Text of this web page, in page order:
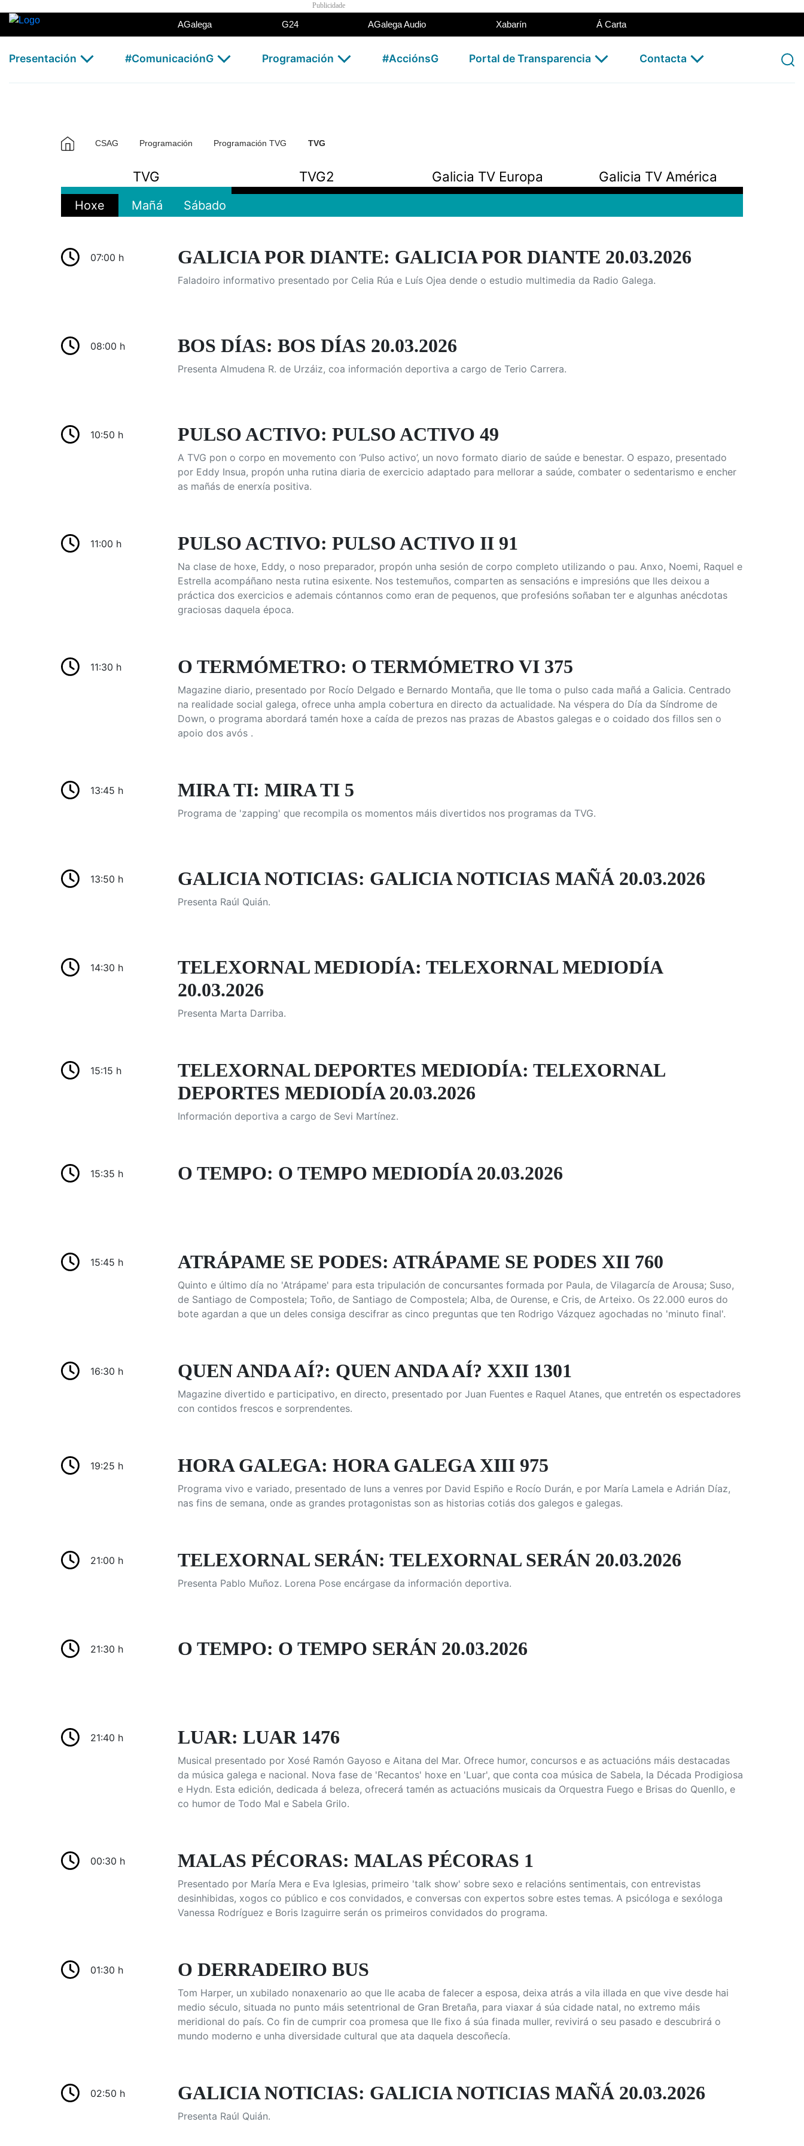
Skip to Main Content
TVG - CSAG Publicidade
AGalega G24 AGalega Audio Xabarín Á Carta
Presentación #ComunicaciónG Programación #AcciónsG Portal de Transparencia Contacta
CSAG Programación Programación TVG TVG
TVG TVG2 Galicia TV Europa Galicia TV América
Hoxe Mañá Sábado
07:00 h GALICIA POR DIANTE: GALICIA POR DIANTE 20.03.2026
Faladoiro informativo presentado por Celia Rúa e Luís Ojea dende o estudio multimedia da Radio Galega.
08:00 h BOS DÍAS: BOS DÍAS 20.03.2026
Presenta Almudena R. de Urzáiz, coa información deportiva a cargo de Terio Carrera.
10:50 h PULSO ACTIVO: PULSO ACTIVO 49
A TVG pon o corpo en movemento con ‘Pulso activo’, un novo formato diario de saúde e benestar. O espazo, presentado
por Eddy Insua, propón unha rutina diaria de exercicio adaptado para mellorar a saúde, combater o sedentarismo e encher
as mañás de enerxía positiva.
11:00 h PULSO ACTIVO: PULSO ACTIVO II 91
Na clase de hoxe, Eddy, o noso preparador, propón unha sesión de corpo completo utilizando o pau. Anxo, Noemi, Raquel e
Estrella acompáñano nesta rutina esixente. Nos testemuños, comparten as sensacións e impresións que lles deixou a
práctica dos exercicios e ademais cóntannos como eran de pequenos, que profesións soñaban ter e algunhas anécdotas
graciosas daquela época.
11:30 h O TERMÓMETRO: O TERMÓMETRO VI 375
Magazine diario, presentado por Rocío Delgado e Bernardo Montaña, que lle toma o pulso cada mañá a Galicia. Centrado
na realidade social galega, ofrece unha ampla cobertura en directo da actualidade. Na véspera do Día da Síndrome de
Down, o programa abordará tamén hoxe a caída de prezos nas prazas de Abastos galegas e o coidado dos fillos sen o
apoio dos avós .
13:45 h MIRA TI: MIRA TI 5
Programa de 'zapping' que recompila os momentos máis divertidos nos programas da TVG.
13:50 h GALICIA NOTICIAS: GALICIA NOTICIAS MAÑÁ 20.03.2026
Presenta Raúl Quián.
14:30 h
TELEXORNAL MEDIODÍA: TELEXORNAL MEDIODÍA
20.03.2026
Presenta Marta Darriba.
15:15 h
TELEXORNAL DEPORTES MEDIODÍA: TELEXORNAL
DEPORTES MEDIODÍA 20.03.2026
Información deportiva a cargo de Sevi Martínez.
15:35 h O TEMPO: O TEMPO MEDIODÍA 20.03.2026
15:45 h ATRÁPAME SE PODES: ATRÁPAME SE PODES XII 760
Quinto e último día no 'Atrápame' para esta tripulación de concursantes formada por Paula, de Vilagarcía de Arousa; Suso,
de Santiago de Compostela; Toño, de Santiago de Compostela; Alba, de Ourense, e Cris, de Arteixo. Os 22.000 euros do
bote agardan a que un deles consiga descifrar as cinco preguntas que ten Rodrigo Vázquez agochadas no 'minuto final'.
16:30 h QUEN ANDA AÍ?: QUEN ANDA AÍ? XXII 1301
Magazine divertido e participativo, en directo, presentado por Juan Fuentes e Raquel Atanes, que entretén os espectadores
con contidos frescos e sorprendentes.
19:25 h HORA GALEGA: HORA GALEGA XIII 975
Programa vivo e variado, presentado de luns a venres por David Espiño e Rocío Durán, e por María Lamela e Adrián Díaz,
nas fins de semana, onde as grandes protagonistas son as historias cotiás dos galegos e galegas.
21:00 h TELEXORNAL SERÁN: TELEXORNAL SERÁN 20.03.2026
Presenta Pablo Muñoz. Lorena Pose encárgase da información deportiva.
21:30 h O TEMPO: O TEMPO SERÁN 20.03.2026
21:40 h LUAR: LUAR 1476
Musical presentado por Xosé Ramón Gayoso e Aitana del Mar. Ofrece humor, concursos e as actuacións máis destacadas
da música galega e nacional. Nova fase de 'Recantos' hoxe en 'Luar', que conta coa música de Sabela, la Década Prodigiosa
e Hydn. Esta edición, dedicada á beleza, ofrecerá tamén as actuacións musicais da Orquestra Fuego e Brisas do Quenllo, e
co humor de Todo Mal e Sabela Grilo.
00:30 h MALAS PÉCORAS: MALAS PÉCORAS 1
Presentado por María Mera e Eva Iglesias, primeiro 'talk show' sobre sexo e relacións sentimentais, con entrevistas
desinhibidas, xogos co público e cos convidados, e conversas con expertos sobre estes temas. A psicóloga e sexóloga
Vanessa Rodríguez e Boris Izaguirre serán os primeiros convidados do programa.
01:30 h O DERRADEIRO BUS
Tom Harper, un xubilado nonaxenario ao que lle acaba de falecer a esposa, deixa atrás a vila illada en que vive desde hai
medio século, situada no punto máis setentrional de Gran Bretaña, para viaxar á súa cidade natal, no extremo máis
meridional do país. Co fin de cumprir coa promesa que lle fixo á súa finada muller, revivirá o seu pasado e descubrirá o
mundo moderno e unha diversidade cultural que ata daquela descoñecía.
02:50 h GALICIA NOTICIAS: GALICIA NOTICIAS MAÑÁ 20.03.2026
Presenta Raúl Quián.